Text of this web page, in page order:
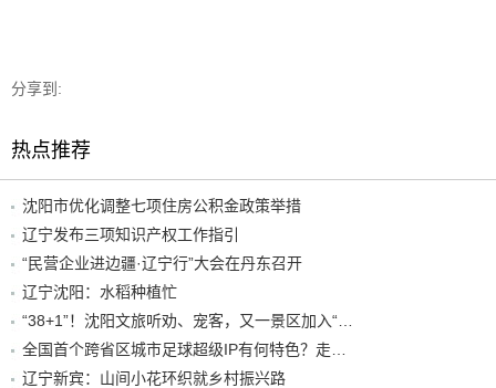
分享到:
热点推荐
沈阳市优化调整七项住房公积金政策举措
辽宁发布三项知识产权工作指引
“民营企业进边疆·辽宁行”大会在丹东召开
辽宁沈阳：水稻种植忙
辽宁新宾：山间小花环织就乡村振兴路